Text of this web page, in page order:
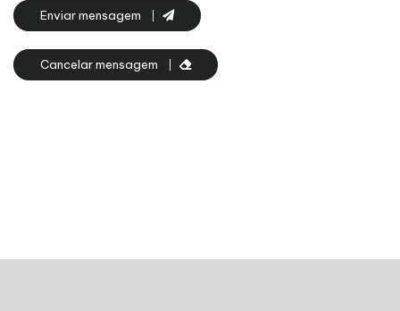
Enviar mensagem
Cancelar mensagem